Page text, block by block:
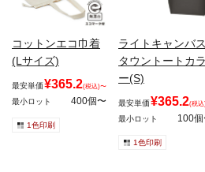
コットンエコ巾着
(Lサイズ)
最安単価¥365.2(税込)〜
最小ロット 400個〜
1色印刷
ライトキャンバス
タウントートカラ
ー(S)
最安単価¥365.2(税
最小ロット 100
1色印刷